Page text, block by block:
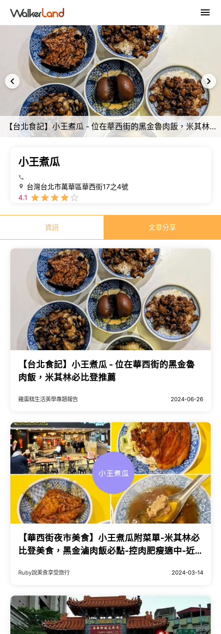
【台北食記】小王煮瓜 - 位在華西街的黑金魯肉飯，米其林必比登推薦
小王煮瓜
台灣台北市萬華區華西街17之4號
4.1
資訊 文章分享
【台北食記】小王煮瓜 - 位在華西街的黑金魯
肉飯，米其林必比登推薦
雞蛋糕生活美學專題報告 2024-06-26
【華西街夜市美食】小王煮瓜附菜單-米其林必
比登美食，黑金滷肉飯必點-控肉肥瘦適中-近
(@tour_ruby530)
Ruby說美食享受旅行 2024-03-14